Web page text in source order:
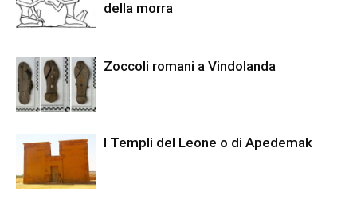
della morra
Zoccoli romani a Vindolanda
I Templi del Leone o di Apedemak